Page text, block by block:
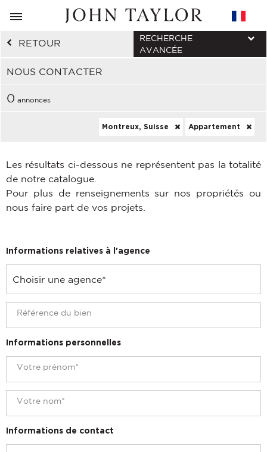
RETOUR
NOUS CONTACTER
RECHERCHE
AVANCÉE
0 annonces
Montreux, Suisse Appartement
Les résultats ci-dessous ne représentent pas la totalité
de notre catalogue.
Pour plus de renseignements sur nos propriétés ou
nous faire part de vos projets.
Informations relatives à l'agence
Informations personnelles
Informations de contact